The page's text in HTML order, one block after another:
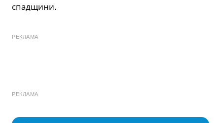
спадщини.
РЕКЛАМА
РЕКЛАМА